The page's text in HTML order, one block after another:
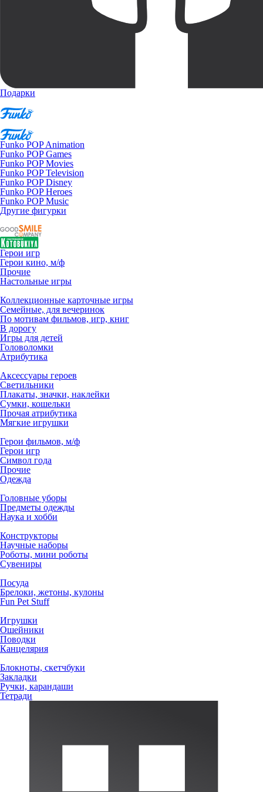
Подарки
Funko POP Animation
Funko POP Games
Funko POP Movies
Funko POP Television
Funko POP Disney
Funko POP Heroes
Funko POP Music
Другие фигурки
Герои игр
Герои кино, м/ф
Прочие
Настольные игры
Коллекционные карточные игры
Семейные, для вечеринок
По мотивам фильмов, игр, книг
В дорогу
Игры для детей
Головоломки
Атрибутика
Аксессуары героев
Светильники
Плакаты, значки, наклейки
Сумки, кошельки
Прочая атрибутика
Мягкие игрушки
Герои фильмов, м/ф
Герои игр
Символ года
Прочие
Одежда
Головные уборы
Предметы одежды
Наука и хобби
Конструкторы
Научные наборы
Роботы, мини роботы
Сувениры
Посуда
Брелоки, жетоны, кулоны
Fun Pet Stuff
Игрушки
Ошейники
Поводки
Канцелярия
Блокноты, скетчбуки
Закладки
Ручки, карандаши
Тетради